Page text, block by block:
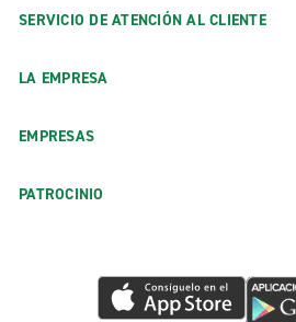
SERVICIO DE ATENCIÓN AL CLIENTE
LA EMPRESA
EMPRESAS
PATROCINIO